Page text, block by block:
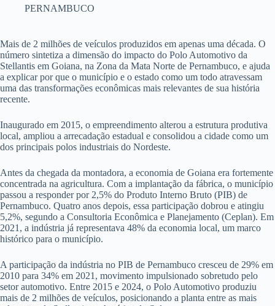
PERNAMBUCO
Mais de 2 milhões de veículos produzidos em apenas uma década. O
número sintetiza a dimensão do impacto do Polo Automotivo da
Stellantis em Goiana, na Zona da Mata Norte de Pernambuco, e ajuda
a explicar por que o município e o estado como um todo atravessam
uma das transformações econômicas mais relevantes de sua história
recente.
Inaugurado em 2015, o empreendimento alterou a estrutura produtiva
local, ampliou a arrecadação estadual e consolidou a cidade como um
dos principais polos industriais do Nordeste.
Antes da chegada da montadora, a economia de Goiana era fortemente
concentrada na agricultura. Com a implantação da fábrica, o município
passou a responder por 2,5% do Produto Interno Bruto (PIB) de
Pernambuco. Quatro anos depois, essa participação dobrou e atingiu
5,2%, segundo a Consultoria Econômica e Planejamento (Ceplan). Em
2021, a indústria já representava 48% da economia local, um marco
histórico para o município.
A participação da indústria no PIB de Pernambuco cresceu de 29% em
2010 para 34% em 2021, movimento impulsionado sobretudo pelo
setor automotivo. Entre 2015 e 2024, o Polo Automotivo produziu
mais de 2 milhões de veículos, posicionando a planta entre as mais